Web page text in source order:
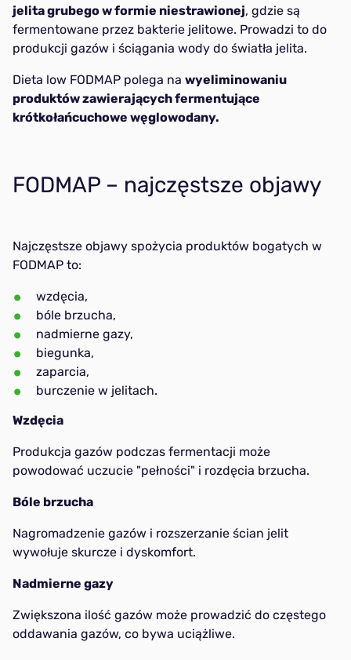
jelita grubego w formie niestrawionej, gdzie są
fermentowane przez bakterie jelitowe. Prowadzi to do
produkcji gazów i ściągania wody do światła jelita.
Dieta low FODMAP polega na wyeliminowaniu
produktów zawierających fermentujące
krótkołańcuchowe węglowodany.
FODMAP – najczęstsze objawy
Najczęstsze objawy spożycia produktów bogatych w
FODMAP to:
wzdęcia,
bóle brzucha,
nadmierne gazy,
biegunka,
zaparcia,
burczenie w jelitach.
Wzdęcia
Produkcja gazów podczas fermentacji może
powodować uczucie "pełności" i rozdęcia brzucha.
Bóle brzucha
Nagromadzenie gazów i rozszerzanie ścian jelit
wywołuje skurcze i dyskomfort.
Nadmierne gazy
Zwiększona ilość gazów może prowadzić do częstego
oddawania gazów, co bywa uciążliwe.